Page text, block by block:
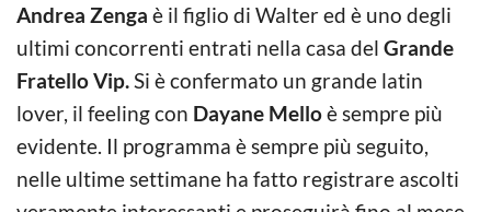
Andrea Zenga è il figlio di Walter ed è uno degli
ultimi concorrenti entrati nella casa del Grande
Fratello Vip.Si è confermato un grande latin
lover, il feeling con Dayane Melloè sempre più
evidente. Il programma è sempre più seguito,
nelle ultime settimane ha fatto registrare ascolti